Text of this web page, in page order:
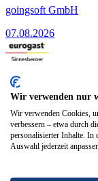
goingsoft GmbH
07.08.2026
Kirchdorf in Tirol
26.06.2026
Tiefkühl-
Eurogast
Wir verwenden nur
Wir verwenden Cookies,
verbessern – etwa durch
personalisierter Inhalte. In
Auswahl jederzeit